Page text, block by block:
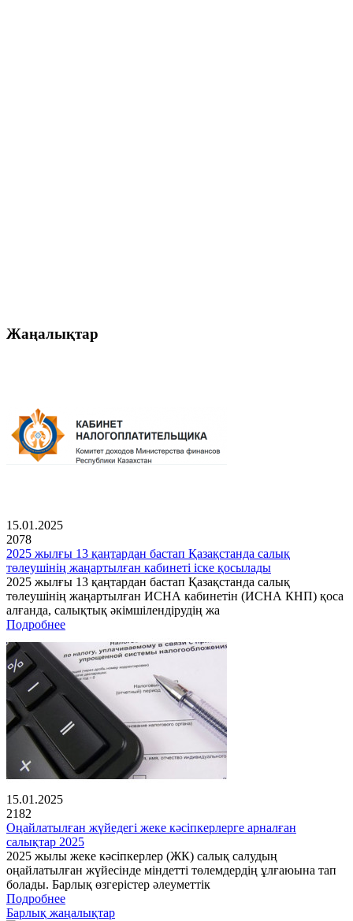
Жаңалықтар
15.01.2025
2078
2025 жылғы 13 қаңтардан бастап Қазақстанда салық
төлеушінің жаңартылған кабинеті іске қосылады
2025 жылғы 13 қаңтардан бастап Қазақстанда салық
төлеушінің жаңартылған ИСНА кабинетін (ИСНА КНП) қоса
алғанда, салықтық әкімшілендірудің жа
Подробнее
15.01.2025
2182
Оңайлатылған жүйедегі жеке кәсіпкерлерге арналған
салықтар 2025
2025 жылы жеке кәсіпкерлер (ЖК) салық салудың
оңайлатылған жүйесінде міндетті төлемдердің ұлғаюына тап
болады. Барлық өзгерістер әлеуметтік
Подробнее
Барлық жаңалықтар